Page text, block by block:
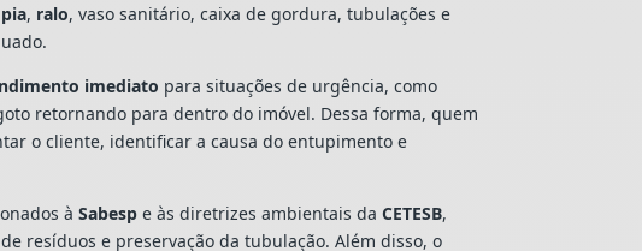
pia, ralo, vaso sanitário, caixa de gordura, tubulações e
imediato para situações de urgência, como
retornando para dentro do imóvel. Dessa forma, quem
o cliente, identificar a causa do entupimento e
àSabesp e às diretrizes ambientais daCETESB,
resíduos e preservação da tubulação. Além disso, o